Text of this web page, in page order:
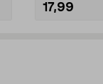
17,99